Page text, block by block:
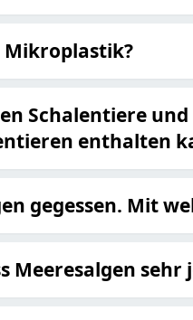
Mikroplastik?
Schalentiere
enthalten
gegessen. Mit
Meeresalgen